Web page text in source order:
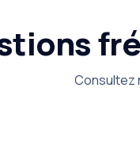
Consultez